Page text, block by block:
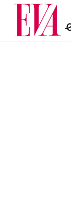
Carieră
Actualitate